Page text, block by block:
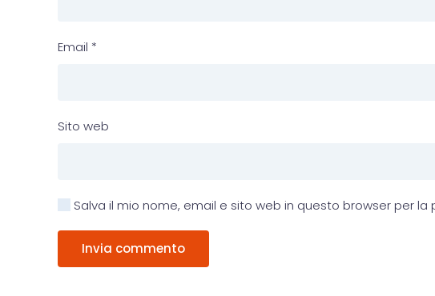
Email *
Sito web
Salva il mio nome, email e sito web in questo browser per
Invia commento